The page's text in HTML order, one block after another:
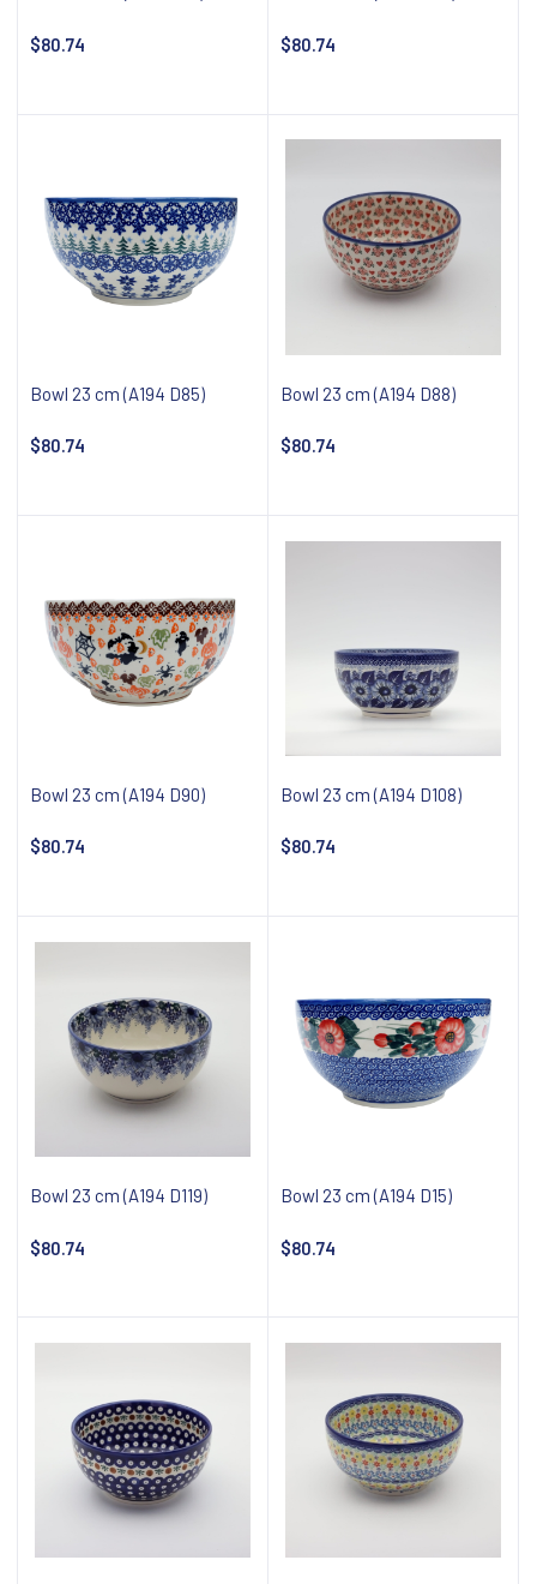
$80.74 $80.74
Bowl 23 cm (A194 D85)
$80.74
Bowl 23 cm (A194 D88)
$80.74
Bowl 23 cm (A194 D90)
$80.74
Bowl 23 cm (A194 D108)
$80.74
Bowl 23 cm (A194 D119)
$80.74
Bowl 23 cm (A194 D15)
$80.74